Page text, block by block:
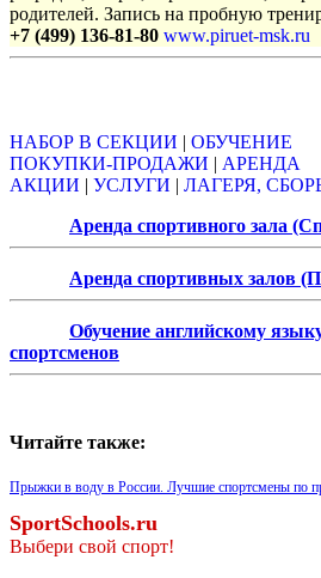
родителей. Запись на пробную
+7 (499) 136-81-80 www.piruet-msk.ru
НАБОР В СЕКЦИИ | ОБУЧЕНИЕ
ПОКУПКИ-ПРОДАЖИ | АРЕНДА
АКЦИИ | УСЛУГИ | ЛАГЕРЯ,
Аренда спортивного зала
Аренда спортивных залов
Обучение английскому
спортсменов
Читайте также:
Прыжки в воду в России. Лучшие спортсмены по
SportSchools.ru
Выбери свой спорт!